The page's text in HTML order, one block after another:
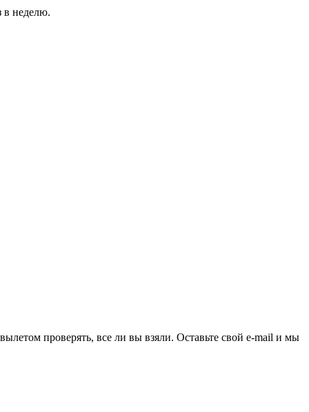
в неделю.
проверять, все ли вы взяли. Оставьте свой e-mail и мы